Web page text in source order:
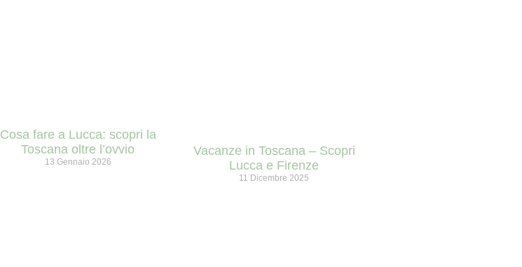
Cosa fare a Lucca: scopri la
Toscana oltre l’ovvio
13 Gennaio 2026
Vacanze in Toscana – Scopri
Lucca e Firenze
11 Dicembre 2025